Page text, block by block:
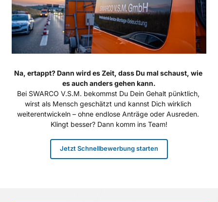
Na, ertappt? Dann wird es Zeit, dass Du mal schaust, wie
Bei SWARCO V.S.M. bekommst Du Dein Gehalt pünktlich,
wirst als Mensch geschätzt und kannst Dich wirklich
weiterentwickeln – ohne endlose Anträge oder Ausreden.
Klingt besser? Dann komm ins Team!
Jetzt Schnellbewerbung starten